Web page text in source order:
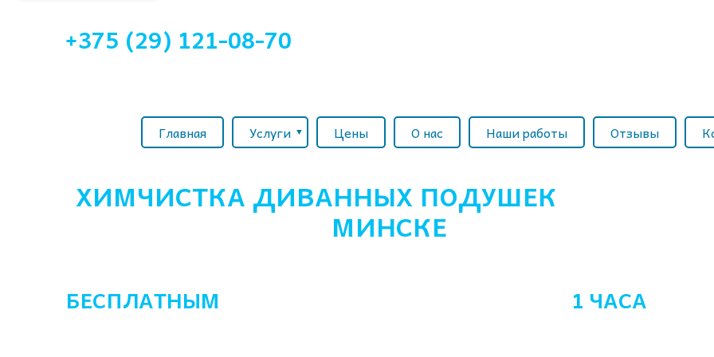
+375 (29) 121-08-70
Главная Услуги Цены О нас Наши работы Отзывы
ХИМЧИСТКА ДИВАННЫХ ПОДУШЕК
МИНСКЕ И РАЙОНЕ
БЕСПЛАТНЫМ 1 ЧАСА